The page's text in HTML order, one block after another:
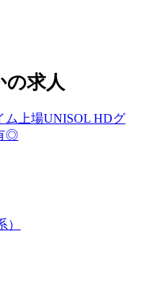
の求人
ム上場UNISOL HDグ
◎